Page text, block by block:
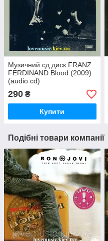
Музичний сд диск FRANZ
FERDINAND Blood (2009)
(audio cd)
290 ₴
Купити
Подібні товари компанії